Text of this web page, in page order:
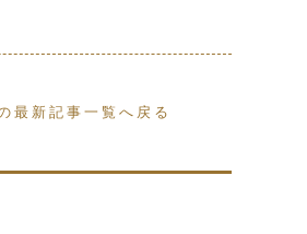
最新記事一覧へ戻る